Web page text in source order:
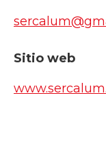
Sitio web